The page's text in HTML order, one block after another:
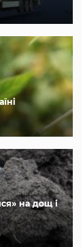
на дощ і